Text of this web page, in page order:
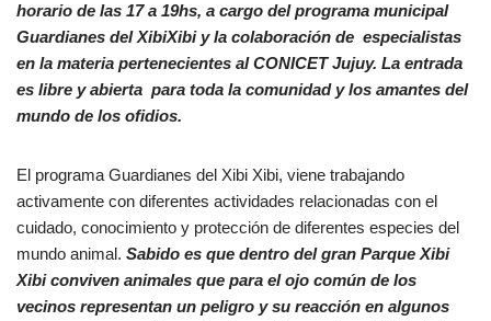
horario de las 17 a 19hs, a cargo del programa municipal
Guardianes del XibiXibi y la colaboración de especialistas
en la materia pertenecientes al CONICET Jujuy. La entrada
es libre y abierta para toda la comunidad y los amantes del
mundo de los ofidios.
El programa Guardianes del Xibi Xibi, viene trabajando
activamente con diferentes actividades relacionadas con el
cuidado, conocimiento y protección de diferentes especies del
mundo animal. Sabido es que dentro del gran Parque Xibi
Xibi conviven animales que para el ojo común de los
vecinos representan un peligro y su reacción en algunos